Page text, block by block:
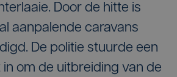
Door de hitte is
aanpalende caravans
De politie stuurde een
om de uitbreiding van de